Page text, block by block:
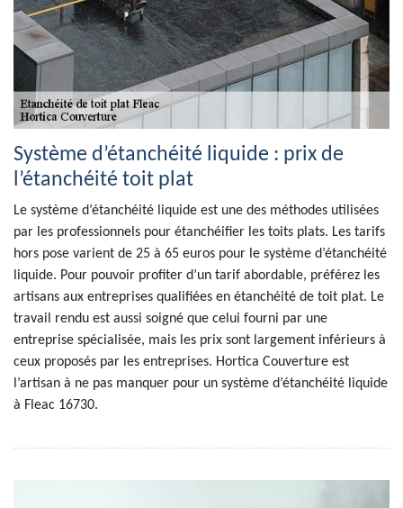
Système d’étanchéité liquide : prix de
l’étanchéité toit plat
Le système d’étanchéité liquide est une des méthodes utilisées
par les professionnels pour étanchéifier les toits plats. Les tarifs
hors pose varient de 25 à 65 euros pour le système d’étanchéité
liquide. Pour pouvoir profiter d’un tarif abordable, préférez les
artisans aux entreprises qualifiées en étanchéité de toit plat. Le
travail rendu est aussi soigné que celui fourni par une
entreprise spécialisée, mais les prix sont largement inférieurs à
ceux proposés par les entreprises. Hortica Couverture est
l’artisan à ne pas manquer pour un système d’étanchéité liquide
à Fleac 16730.